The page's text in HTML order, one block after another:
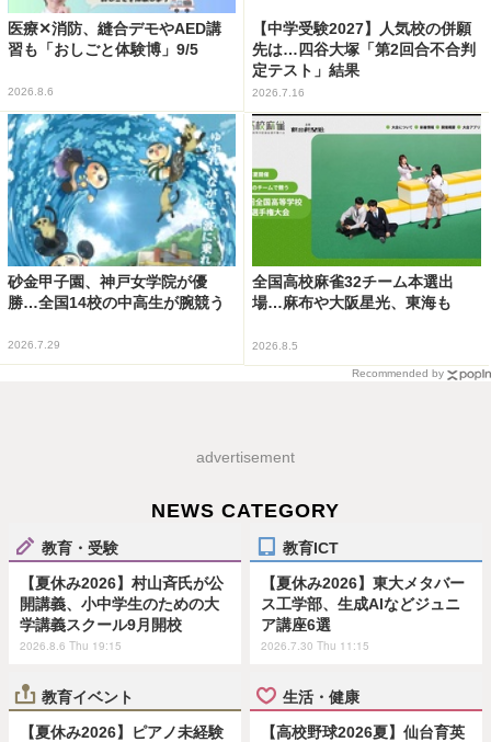
医療✕消防、縫合デモやAED講
習も「おしごと体験博」9/5
2026.8.6
【中学受験2027】人気校の併願
先は…四谷大塚「第2回合不合判
定テスト」結果
2026.7.16
砂金甲子園、神戸女学院が優
勝…全国14校の中高生が腕競う
2026.7.29
全国高校麻雀32チーム本選出
場…麻布や大阪星光、東海も
2026.8.5
Recommended by
advertisement
NEWS CATEGORY
教育・受験
【夏休み2026】村山斉氏が公
開講義、小中学生のための大
学講義スクール9月開校
2026.8.6 Thu 19:15
教育ICT
【夏休み2026】東大メタバー
ス工学部、生成AIなどジュニ
ア講座6選
2026.7.30 Thu 11:15
教育イベント
【夏休み2026】ピアノ未経験
生活・健康
【高校野球2026夏】仙台育英